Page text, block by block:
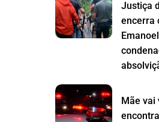
Justiça
encerra
Mãe vai